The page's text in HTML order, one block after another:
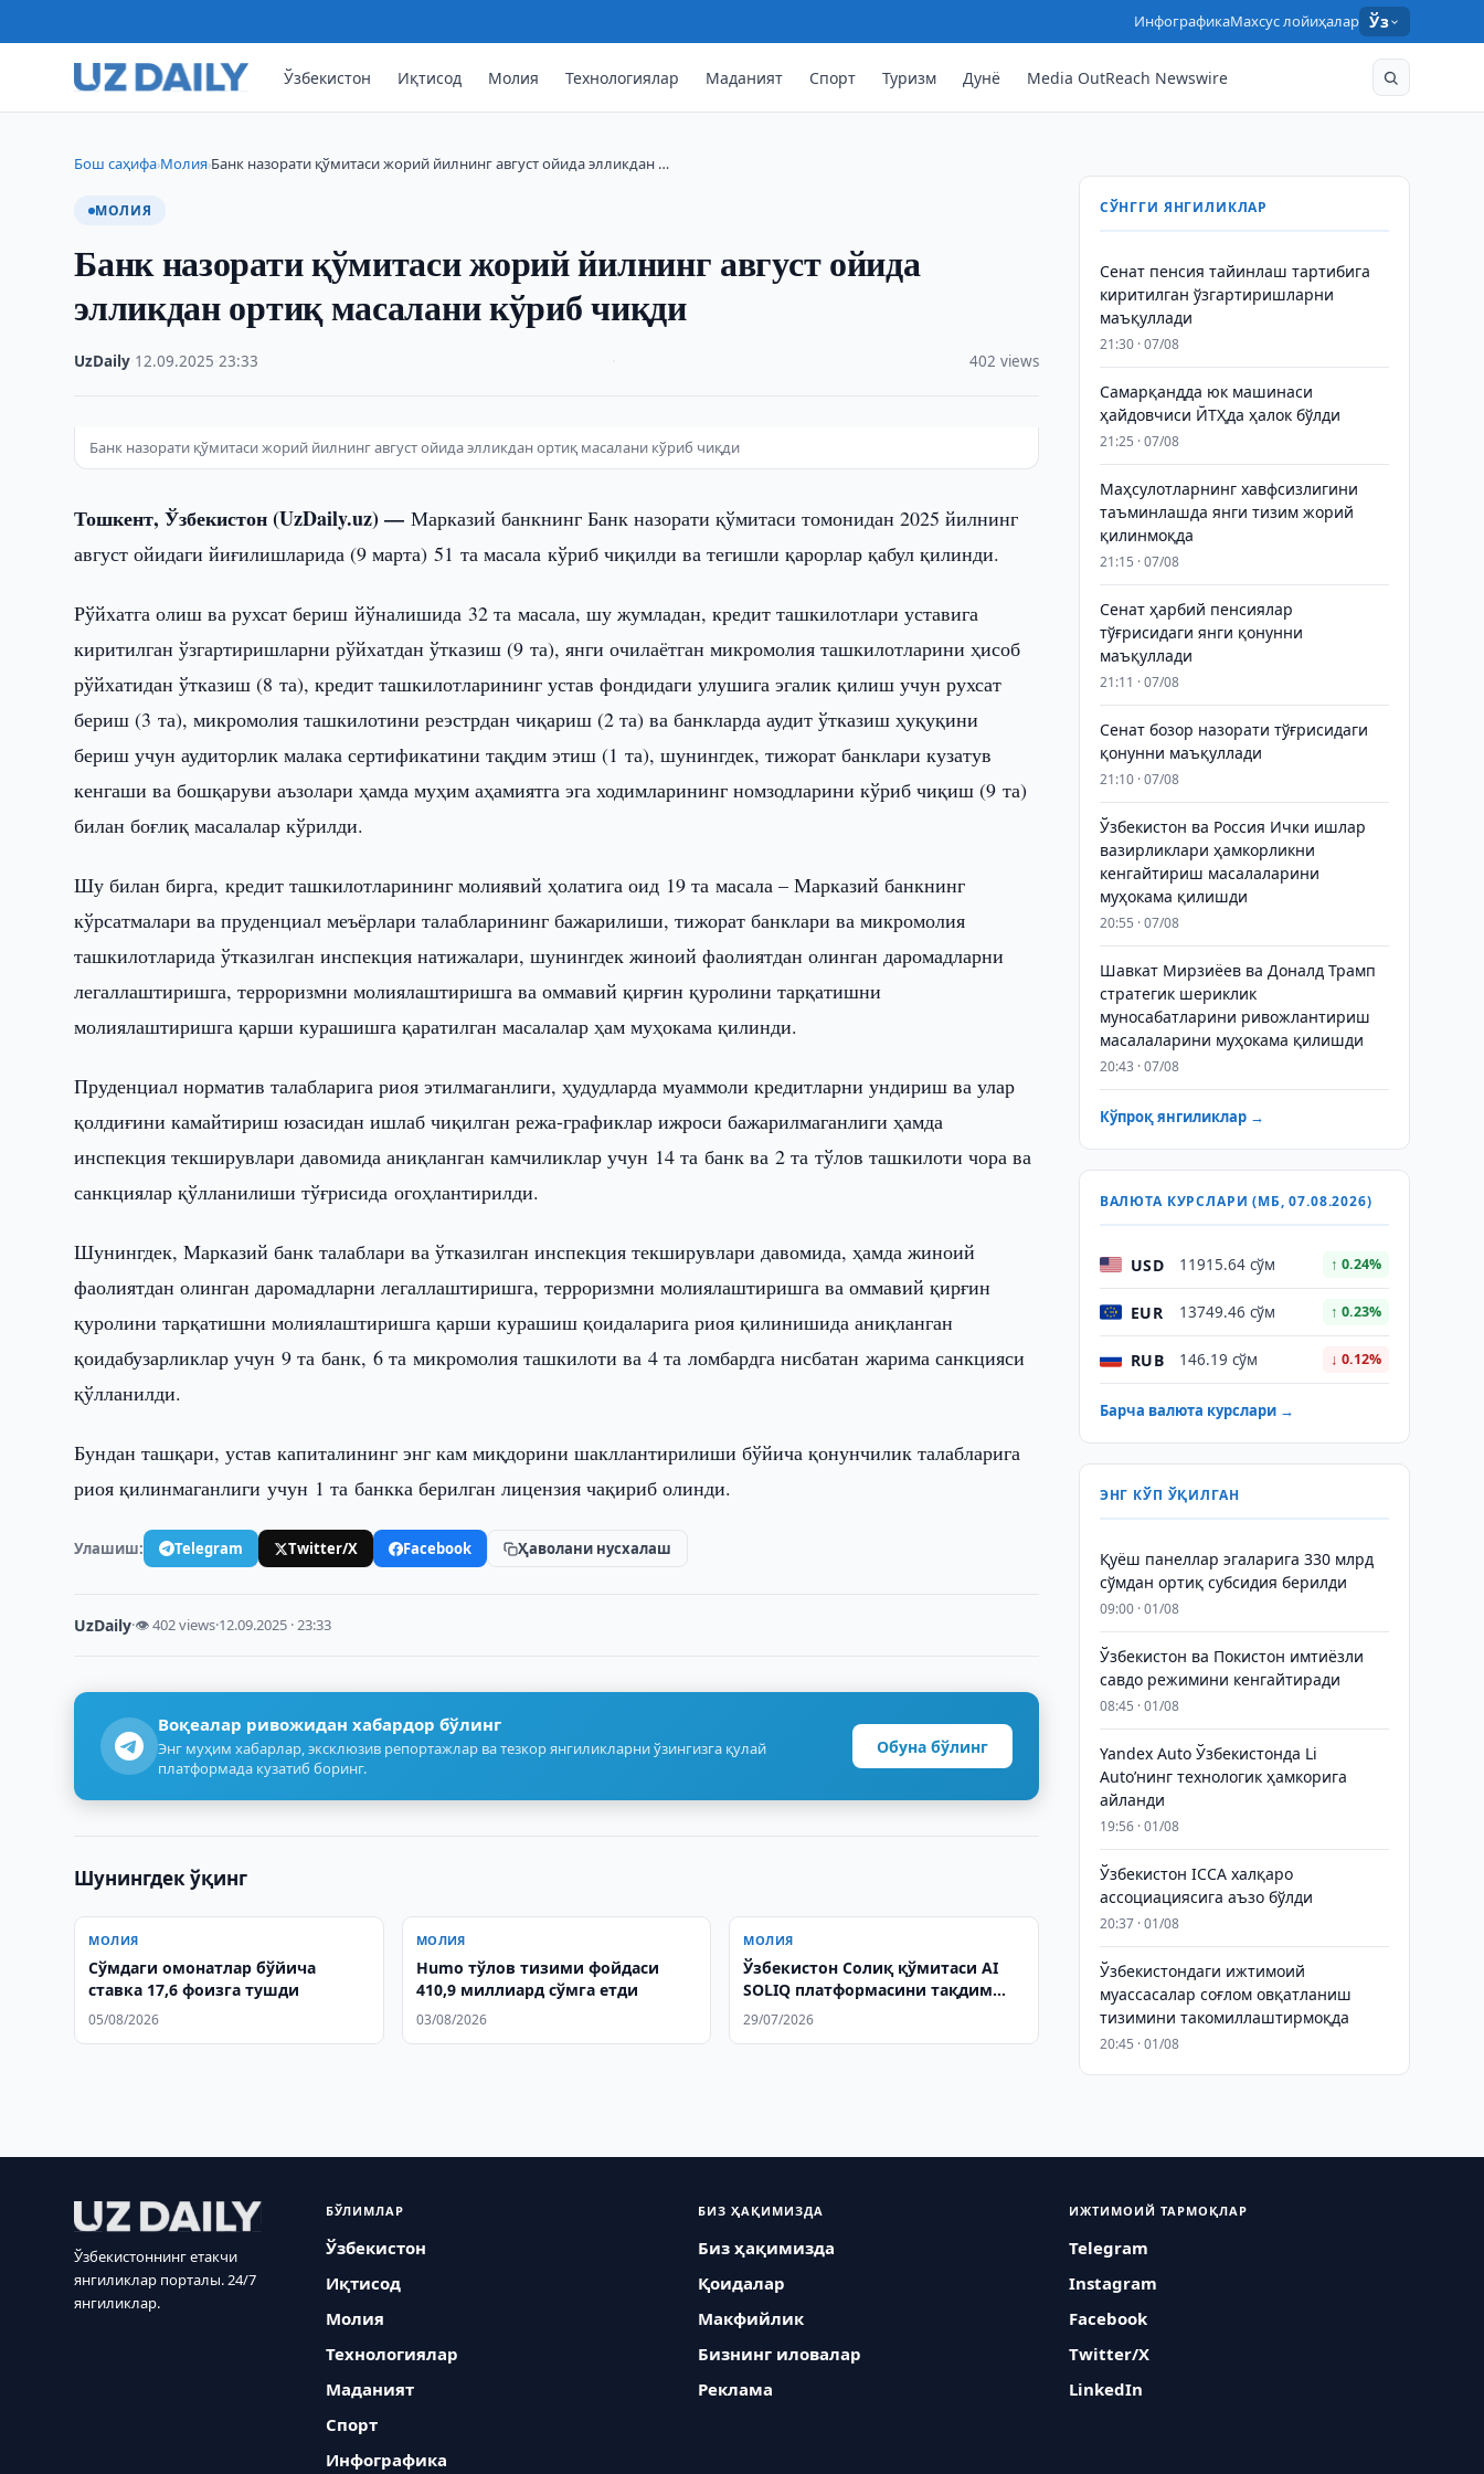
ИнфографикаМахсус лойиҳалар Ўз
Ўзбекистон Иқтисод Молия Технологиялар Маданият Спорт Туризм Дунё Media OutReach Newswire
Бош саҳифа›Молия›Банк назорати қўмитаси жорий йилнинг август ойида элликдан …
МОЛИЯ
Банк назорати қўмитаси жорий йилнинг август ойида
элликдан ортиқ масалани кўриб чиқди
UzDaily 12.09.2025 ·23:33 402 views
Банк назорати қўмитаси жорий йилнинг август ойида элликдан ортиқ масалани кўриб чиқди
Тошкент, Ўзбекистон (UzDaily.uz) —Марказий банкнинг Банк назорати қўмитаси томонидан 2025 йилнинг
август ойидаги йиғилишларида (9 марта) 51 та масала кўриб чиқилди ва тегишли қарорлар қабул қилинди.
Рўйхатга олиш ва рухсат бериш йўналишида 32 та масала, шу жумладан, кредит ташкилотлари уставига
киритилган ўзгартиришларни рўйхатдан ўтказиш (9 та), янги очилаётган микромолия ташкилотларини ҳисоб
рўйхатидан ўтказиш (8 та), кредит ташкилотларининг устав фондидаги улушига эгалик қилиш учун рухсат
бериш (3 та), микромолия ташкилотини реэстрдан чиқариш (2 та) ва банкларда аудит ўтказиш ҳуқуқини
бериш учун аудиторлик малака сертификатини тақдим этиш (1 та), шунингдек, тижорат банклари кузатув
кенгаши ва бошқаруви аъзолари ҳамда муҳим аҳамиятга эга ходимларининг номзодларини кўриб чиқиш (9 та)
билан боғлиқ масалалар кўрилди.
Шу билан бирга, кредит ташкилотларининг молиявий ҳолатига оид 19 та масала – Марказий банкнинг
кўрсатмалари ва пруденциал меъёрлари талабларининг бажарилиши, тижорат банклари ва микромолия
ташкилотларида ўтказилган инспекция натижалари, шунингдек жиноий фаолиятдан олинган даромадларни
легаллаштиришга, терроризмни молиялаштиришга ва оммавий қирғин қуролини тарқатишни
молиялаштиришга қарши курашишга қаратилган масалалар ҳам муҳокама қилинди.
Пруденциал норматив талабларига риоя этилмаганлиги, ҳудудларда муаммоли кредитларни ундириш ва улар
қолдиғини камайтириш юзасидан ишлаб чиқилган режа-графиклар ижроси бажарилмаганлиги ҳамда
инспекция текширувлари давомида аниқланган камчиликлар учун 14 та банк ва 2 та тўлов ташкилоти чора ва
санкциялар қўлланилиши тўғрисида огоҳлантирилди.
Шунингдек, Марказий банк талаблари ва ўтказилган инспекция текширувлари давомида, ҳамда жиноий
фаолиятдан олинган даромадларни легаллаштиришга, терроризмни молиялаштиришга ва оммавий қирғин
қуролини тарқатишни молиялаштиришга қарши курашиш қоидаларига риоя қилинишида аниқланган
қоидабузарликлар учун 9 та банк, 6 та микромолия ташкилоти ва 4 та ломбардга нисбатан жарима санкцияси
қўлланилди.
Бундан ташқари, устав капиталининг энг кам миқдорини шакллантирилиши бўйича қонунчилик талабларига
риоя қилинмаганлиги учун 1 та банкка берилган лицензия чақириб олинди.
Улашиш: Telegram Twitter/X Facebook Ҳаволани нусхалаш
UzDaily·👁 402 views·12.09.2025 · 23:33
Воқеалар ривожидан хабардор бўлинг
Энг муҳим хабарлар, эксклюзив репортажлар ва тезкор янгиликларни ўзингизга қулай
платформада кузатиб боринг.
Обуна бўлинг
Шунингдек ўқинг
МОЛИЯ
Сўмдаги омонатлар бўйича
ставка 17,6 фоизга тушди
05/08/2026
МОЛИЯ
Humo тўлов тизими фойдаси
410,9 миллиард сўмга етди
03/08/2026
МОЛИЯ
Ўзбекистон Солиқ қўмитаси AI
SOLIQ платформасини тақдим
этди
29/07/2026
СЎНГГИ ЯНГИЛИКЛАР
Сенат пенсия тайинлаш тартибига
киритилган ўзгартиришларни
маъқуллади
21:30 · 07/08
Самарқандда юк машинаси
ҳайдовчиси ЙТҲда ҳалок бўлди
21:25 · 07/08
Маҳсулотларнинг хавфсизлигини
таъминлашда янги тизим жорий
қилинмоқда
21:15 · 07/08
Сенат ҳарбий пенсиялар
тўғрисидаги янги қонунни
маъқуллади
21:11 · 07/08
Сенат бозор назорати тўғрисидаги
қонунни маъқуллади
21:10 · 07/08
Ўзбекистон ва Россия Ички ишлар
вазирликлари ҳамкорликни
кенгайтириш масалаларини
муҳокама қилишди
20:55 · 07/08
Шавкат Мирзиёев ва Доналд Трамп
стратегик шериклик
муносабатларини ривожлантириш
масалаларини муҳокама қилишди
20:43 · 07/08
Кўпроқ янгиликлар →
ВАЛЮТА КУРСЛАРИ (МБ, 07.08.2026)
USD 11915.64 сўм ↑ 0.24%
EUR 13749.46 сўм ↑ 0.23%
RUB 146.19 сўм ↓ 0.12%
Барча валюта курслари →
ЭНГ КЎП ЎҚИЛГАН
Қуёш панеллар эгаларига 330 млрд
сўмдан ортиқ субсидия берилди
09:00 · 01/08
Ўзбекистон ва Покистон имтиёзли
савдо режимини кенгайтиради
08:45 · 01/08
Yandex Auto Ўзбекистонда Li
Auto’нинг технологик ҳамкорига
айланди
19:56 · 01/08
Ўзбекистон ICCA халқаро
ассоциациясига аъзо бўлди
20:37 · 01/08
Ўзбекистондаги ижтимоий
муассасалар соғлом овқатланиш
тизимини такомиллаштирмоқда
20:45 · 01/08
Ўзбекистоннинг етакчи
янгиликлар порталы. 24/7
янгиликлар.
БЎЛИМЛАР
Ўзбекистон
Иқтисод
Молия
Технологиялар
Маданият
Спорт
Инфографика
БИЗ ҲАҚИМИЗДА
Биз ҳақимизда
Қоидалар
Макфийлик
Бизнинг иловалар
Реклама
ИЖТИМОИЙ ТАРМОҚЛАР
Telegram
Instagram
Facebook
Twitter/X
LinkedIn